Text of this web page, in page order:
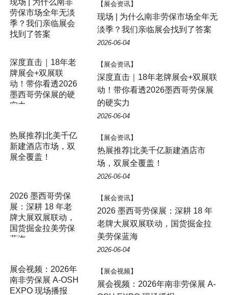
劳保市场全年无淡
季？我们亲临展会
找到了答案
【展会资讯】
现场 | 为什么南非劳保市场全年无
淡季？我们亲临展会找到了答案
2026-06-04
深度直击｜18年老
牌展会+双展联
动！带你看透2026
墨西哥劳保展的硬
实力
【展会资讯】
深度直击｜18年老牌展会+双展联
动！带你看透2026墨西哥劳保展
的硬实力
2026-06-04
热展推荐|北美千亿
新建酒店市场，双
展全覆盖！
【展会资讯】
热展推荐|北美千亿新建酒店市
场，双展全覆盖！
2026-06-04
2026 墨西哥劳保
展：深耕 18 年老
牌大展双展联动，
国货掘金拉美劳保
蓝海
【展会资讯】
2026 墨西哥劳保展：深耕 18 年
老牌大展双展联动，国货掘金拉
美劳保蓝海
2026-06-04
展会视频：2026年
南非劳保展 A-OSH
EXPO 现场播报
【展会视频】
展会视频：2026年南非劳保展 A-